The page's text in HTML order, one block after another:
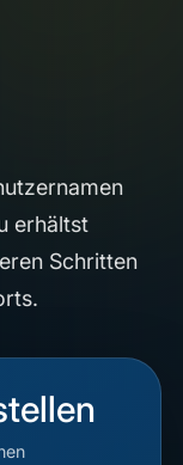
erhältst
Schritten